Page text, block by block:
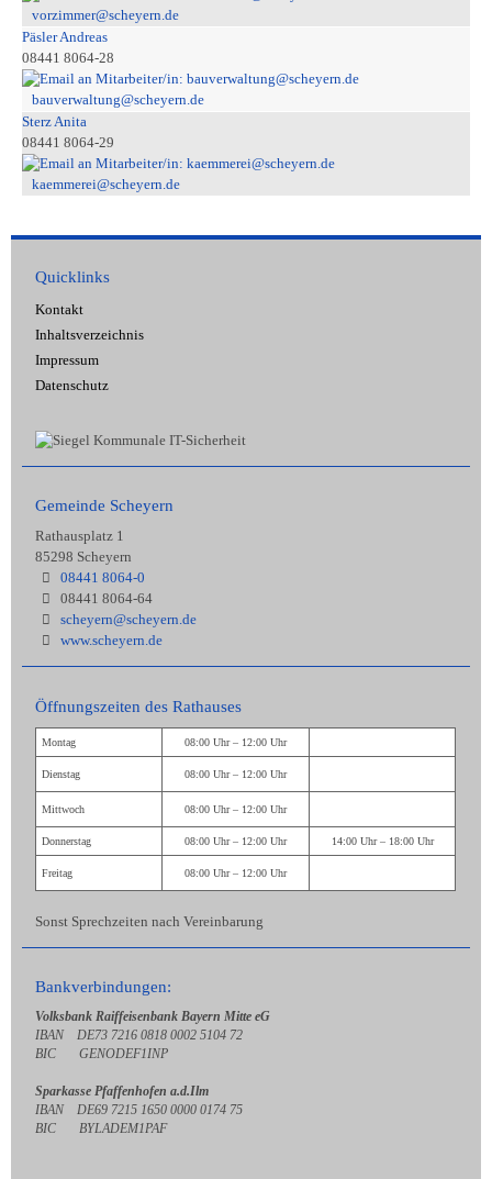
vorzimmer@scheyern.de
Päsler Andreas
08441 8064-28
bauverwaltung@scheyern.de
Sterz Anita
08441 8064-29
kaemmerei@scheyern.de
Quicklinks
Kontakt
Inhaltsverzeichnis
Impressum
Datenschutz
Gemeinde Scheyern
Rathausplatz 1
85298 Scheyern
08441 8064-0
08441 8064-64
scheyern@scheyern.de
www.scheyern.de
Öffnungszeiten des Rathauses
Montag 08:00 Uhr – 12:00 Uhr
Dienstag 08:00 Uhr – 12:00 Uhr
Mittwoch 08:00 Uhr – 12:00 Uhr
Donnerstag 08:00 Uhr – 12:00 Uhr 14:00 Uhr – 18:00 Uhr
Freitag 08:00 Uhr – 12:00 Uhr
Sonst Sprechzeiten nach Vereinbarung
Bankverbindungen:
Volksbank Raiffeisenbank Bayern Mitte eG
IBAN DE73 7216 0818 0002 5104 72
BIC GENODEF1INP
Sparkasse Pfaffenhofen a.d.Ilm
IBAN DE69 7215 1650 0000 0174 75
BIC BYLADEM1PAF